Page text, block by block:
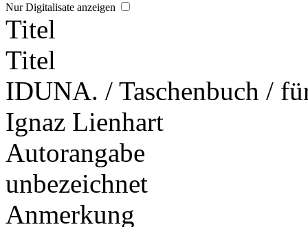
Nur Digitalisate anzeigen
Titel
Titel
IDUNA. / Taschenbuch /
Ignaz Lienhart
Autorangabe
unbezeichnet
Anmerkung